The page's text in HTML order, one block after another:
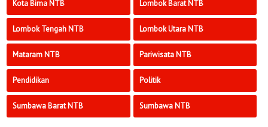
Kota Bima NTB Lombok Barat NTB
Lombok Tengah NTB Lombok Utara NTB
Mataram NTB Pariwisata NTB
Pendidikan Politik
Sumbawa Barat NTB Sumbawa NTB